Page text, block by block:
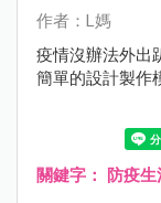
作者：L媽
疫情沒辦法外出
簡單的設計製作
關鍵字： 防疫生